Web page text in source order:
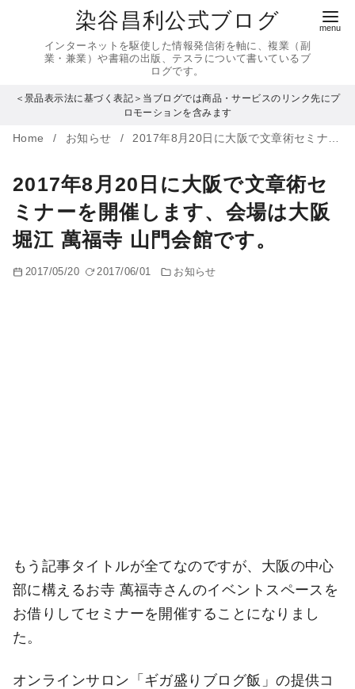
へ
動
染谷昌利公式ブログ
インターネットを駆使した情報発信術を軸に、複業（副
業・兼業）や書籍の出版、テスラについて書いているブ
ログです。
＜景品表示法に基づく表記＞当ブログでは商品・サービスのリンク先にプ
ロモーションを含みます
Home お知らせ 2017年8月20日に大阪で文章術セミナーを開催します、会場は大阪堀江 萬福寺 山門会館です。
2017年8月20日に大阪で文章術セ
ミナーを開催します、会場は大阪
堀江 萬福寺 山門会館です。
2017/05/20 2017/06/01 お知らせ
もう記事タイトルが全てなのですが、大阪の中心
部に構えるお寺 萬福寺さんのイベントスペースを
お借りしてセミナーを開催することになりまし
た。
オンラインサロン「ギガ盛りブログ飯」の提供コ